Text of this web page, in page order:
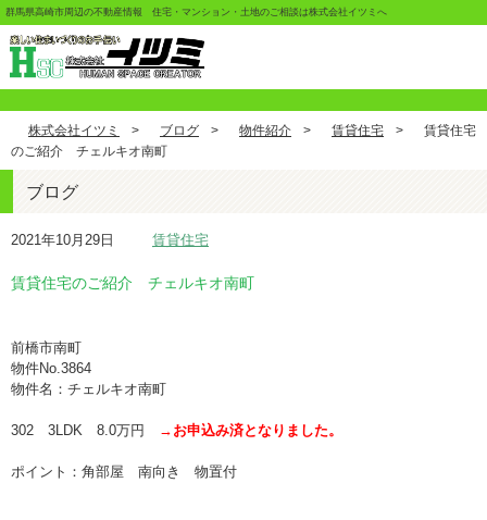
群馬県高崎市周辺の不動産情報 住宅・マンション・土地のご相談は株式会社イツミへ
株式会社イツミ > ブログ > 物件紹介 > 賃貸住宅 >
賃貸住宅
のご紹介 チェルキオ南町
ブログ
賃貸住宅のご紹介 チェルキオ南町
2021年10月29日 賃貸住宅
前橋市南町
物件No.3864
物件名：チェルキオ南町
302 3LDK 8.0万円 → お申込み済となりました。
ポイント：角部屋 南向き 物置付